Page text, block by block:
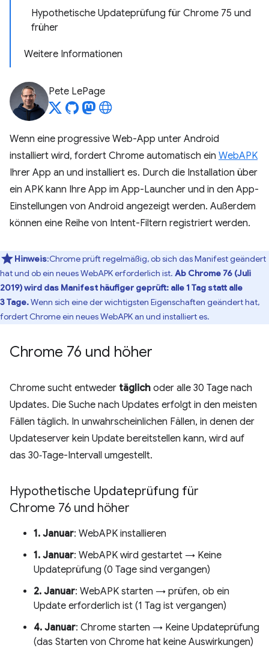
Hypothetische Updateprüfung für Chrome 75 und
früher
Weitere Informationen
Pete LePage
Wenn eine progressive Web-App unter Android
installiert wird, fordert Chrome automatisch ein WebAPK
Ihrer App an und installiert es. Durch die Installation über
ein APK kann Ihre App im App-Launcher und in den App-
Einstellungen von Android angezeigt werden. Außerdem
können eine Reihe von Intent-Filtern registriert werden.
Hinweis:Chrome prüft regelmäßig, ob sich das Manifest geändert
hat und ob ein neues WebAPK erforderlich ist. Ab Chrome 76 (Juli
2019) wird das Manifest häufiger geprüft: alle 1 Tag statt alle
3 Tage.Wenn sich eine der wichtigsten Eigenschaften geändert hat,
fordert Chrome ein neues WebAPK an und installiert es.
Chrome 76 und höher
Chrome sucht entweder täglich oder alle 30 Tage nach
Updates. Die Suche nach Updates erfolgt in den meisten
Fällen täglich. In unwahrscheinlichen Fällen, in denen der
Updateserver kein Update bereitstellen kann, wird auf
das 30‑Tage-Intervall umgestellt.
Hypothetische Updateprüfung für
Chrome 76 und höher
1. Januar: WebAPK installieren
1. Januar: WebAPK wird gestartet → Keine
Updateprüfung (0 Tage sind vergangen)
2. Januar: WebAPK starten → prüfen, ob ein
Update erforderlich ist (1 Tag ist vergangen)
4. Januar: Chrome starten → Keine Updateprüfung
(das Starten von Chrome hat keine Auswirkungen)